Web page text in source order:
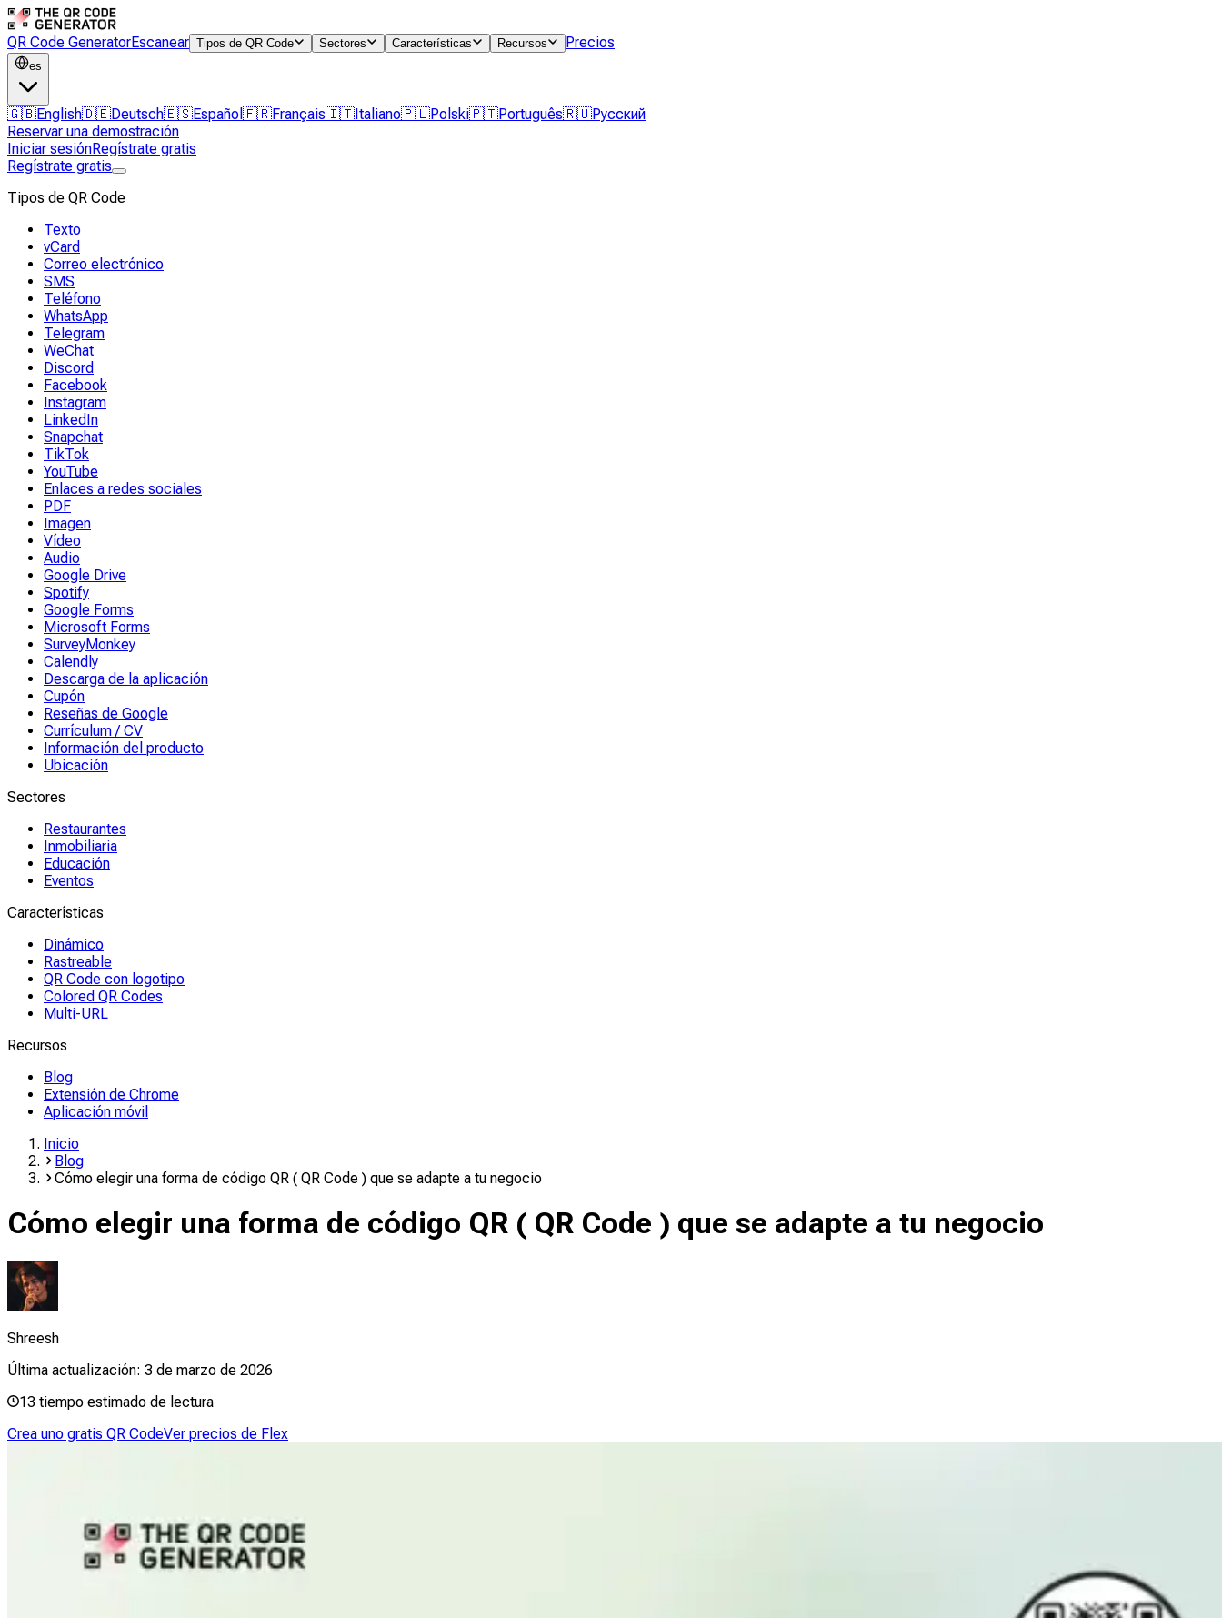
QR Code GeneratorEscanear Tipos de QR Code Sectores Características Recursos Precios
es
🇬🇧English🇩🇪Deutsch🇪🇸Español 🇫🇷Français🇮🇹Italiano🇵🇱Polski🇵🇹Português🇷🇺Русский
Reservar una demostración
Iniciar sesiónRegístrate gratis
Regístrate gratis
Tipos de QR Code
Texto
vCard
Correo electrónico
SMS
Teléfono
WhatsApp
Telegram
WeChat
Discord
Facebook
Instagram
LinkedIn
Snapchat
TikTok
YouTube
Enlaces a redes sociales
PDF
Imagen
Vídeo
Audio
Google Drive
Spotify
Google Forms
Microsoft Forms
SurveyMonkey
Calendly
Descarga de la aplicación
Cupón
Reseñas de Google
Currículum / CV
Información del producto
Ubicación
Sectores
Restaurantes
Inmobiliaria
Educación
Eventos
Características
Dinámico
Rastreable
QR Code con logotipo
Colored QR Codes
Multi-URL
Recursos
Blog
Extensión de Chrome
Aplicación móvil
Inicio
Blog
Cómo elegir una forma de código QR ( QR Code ) que se adapte a tu negocio
Cómo elegir una forma de código QR ( QR Code ) que se adapte a tu negocio
Shreesh
Última actualización: 3 de marzo de 2026
13 tiempo estimado de lectura
Crea uno gratis QR CodeVer precios de Flex